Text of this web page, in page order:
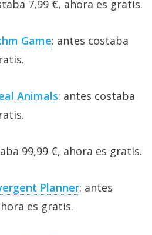
7,99 €, ahora es gratis.
Game: antes costaba
Animals: antes costaba
99,99 €, ahora es gratis.
Planner: antes
es gratis.